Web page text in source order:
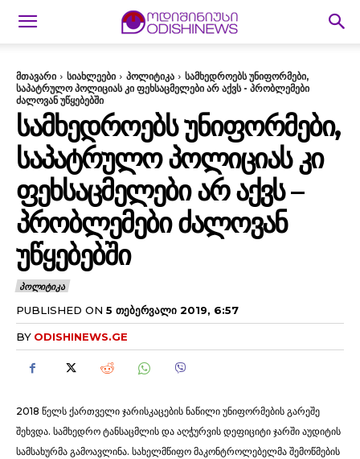
მთავარი სიახლეები პოლიტიკა
სამხედროებს უნიფორმები,
საპატრულო პოლიციას კი ფეხსაცმელები არ აქვს - პრობლემები
ძალოვან უწყებებში
ᲡᲐᲛᲮᲔᲓᲠᲝᲔᲑᲡ ᲣᲜᲘᲤᲝᲠᲛᲔᲑᲘ,
ᲡᲐᲞᲐᲢᲠᲣᲚᲝ ᲞᲝᲚᲘᲪᲘᲐᲡ ᲙᲘ
ᲤᲔᲮᲡᲐᲪᲛᲔᲚᲔᲑᲘ ᲐᲠ ᲐᲥᲕᲡ –
ᲞᲠᲝᲑᲚᲔᲛᲔᲑᲘ ᲫᲐᲚᲝᲕᲐᲜ
ᲣᲬᲧᲔᲑᲔᲑᲨᲘ
ᲞᲝᲚᲘᲢᲘᲙᲐ
PUBLISHED ON 5 ᲗᲔᲑᲔᲠᲕᲐᲚᲘ 2019, 6:57
BY ODISHINEWS.GE
2018 წელს ქართველი ჯარისკაცების ნაწილი უნიფორმების გარეშე
შეხვდა. სამხედრო ტანსაცმლის და აღჭურვის დეფიციტი ჯარში აუდიტის
სამსახურმა გამოავლინა. სახელმწიფო მაკონტროლებელმა შემოწმების